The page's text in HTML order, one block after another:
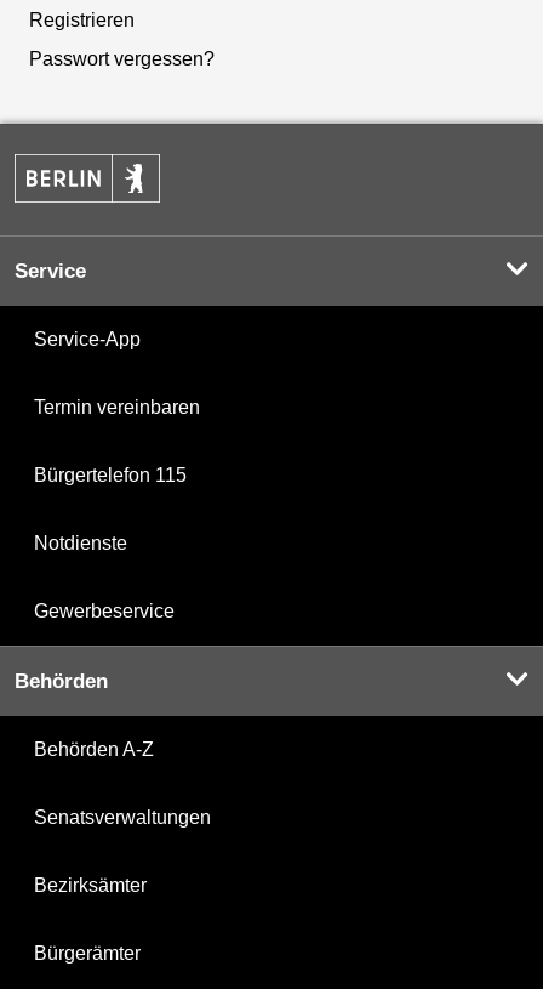
Registrieren
Passwort vergessen?
Service
Service-App
Termin vereinbaren
Bürgertelefon 115
Notdienste
Gewerbeservice
Behörden
Behörden A-Z
Senatsverwaltungen
Bezirksämter
Bürgerämter